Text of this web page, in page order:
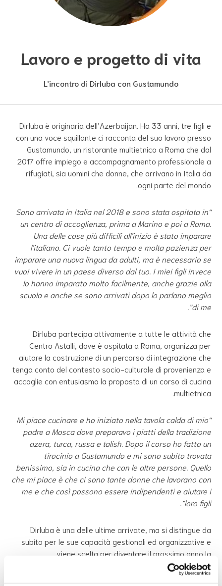
Lavoro e progetto di vita
L’incontro di Dirluba con Gustamundo
Dirluba è originaria dell’Azerbaijan. Ha 33 anni, tre figli e
con una voce squillante ci racconta del suo lavoro presso
Gustamundo, un ristorante multietnico a Roma che dal
2017 offre impiego e accompagnamento professionale a
rifugiati, sia uomini che donne, che arrivano in Italia da
ogni parte del mondo.
“Sono arrivata in Italia nel 2018 e sono stata ospitata in
un centro di accoglienza, prima a Marino e poi a Roma.
Una delle cose più difficili all’inizio è stato imparare
l’italiano. Ci vuole tanto tempo e molta pazienza per
imparare una nuova lingua da adulti, ma è necessario se
vuoi vivere in un paese diverso dal tuo. I miei figli invece
lo hanno imparato molto facilmente, anche grazie alla
scuola e anche se sono arrivati dopo lo parlano meglio
di me”.
Dirluba partecipa attivamente a tutte le attività che
Centro Astalli, dove è ospitata a Roma, organizza per
aiutare la costruzione di un percorso di integrazione che
tenga conto del contesto socio-culturale di provenienza e
accoglie con entusiasmo la proposta di un corso di cucina
multietnica.
“Mi piace cucinare e ho iniziato nella tavola calda di mio
padre a Mosca dove preparavo i piatti della tradizione
azera, turca, russa e talish. Dopo il corso ho fatto un
tirocinio a Gustamundo e mi sono subito trovata
benissimo, sia in cucina che con le altre persone. Quello
che mi piace è che ci sono tante donne che lavorano con
me e che così possono essere indipendenti e aiutare i
loro figli”.
Dirluba è una delle ultime arrivate, ma si distingue da
subito per le sue capacità gestionali ed organizzative e
viene scelta per diventare il prossimo anno la
responsabile del ristorante.